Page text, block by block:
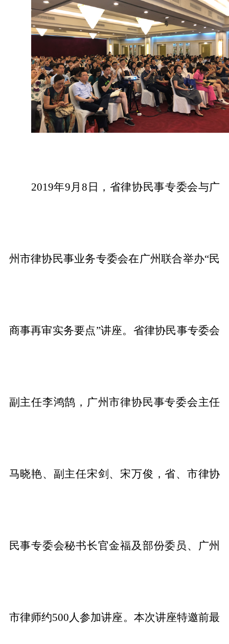
2019年9月8日，省律协民事专委会与广
州市律协民事业务专委会在广州联合举办“民
商事再审实务要点”讲座。 省律协民事专委会
副主任李鸿鹄，广州市律协民事专委会主任
马晓艳、副主任宋剑、宋万俊，省、市律协
民事专委会秘书长官金福及部份委员、广州
市律师约500人参加讲座。本次讲座特邀前最